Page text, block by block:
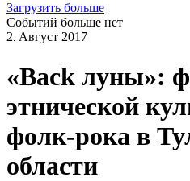
Загрузить больше
Событий больше нет
2. Август 2017
«Back луны»:
этнической
фолк-рока в
области